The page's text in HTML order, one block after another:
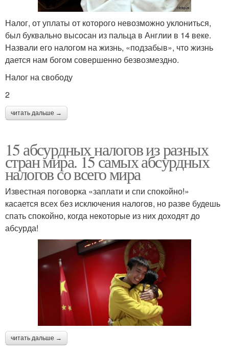
Налог, от уплаты от которого невозможно уклониться,
был буквально высосан из пальца в Англии в 14 веке.
Назвали его налогом на жизнь, «подзабыв», что жизнь
дается нам богом совершенно безвозмездно.
Налог на свободу
2
читать дальше →
15 абсурдных налогов из разных
стран мира. 15 самых абсурдных
налогов со всего мира
Известная поговорка «заплати и спи спокойно!»
касается всех без исключения налогов, но разве будешь
спать спокойно, когда некоторые из них доходят до
абсурда!
читать дальше →